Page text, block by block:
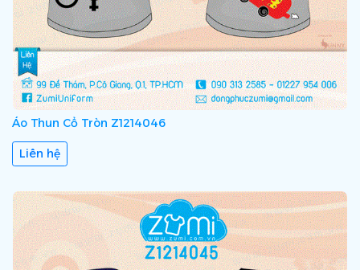
Áo Thun Cổ Tròn Z1214046
Liên hệ